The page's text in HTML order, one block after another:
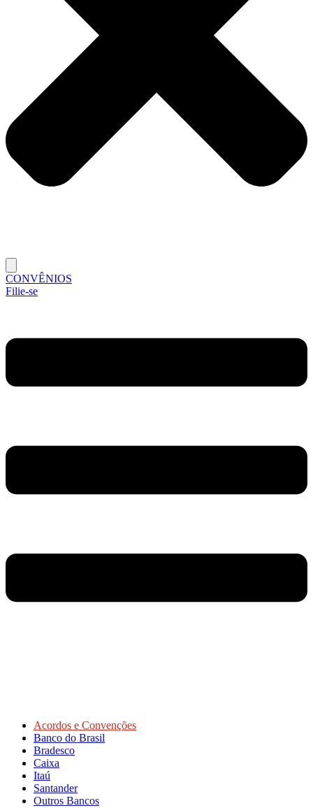
CONVÊNIOS
Filie-se
Acordos e Convenções
Banco do Brasil
Bradesco
Caixa
Itaú
Santander
Outros Bancos